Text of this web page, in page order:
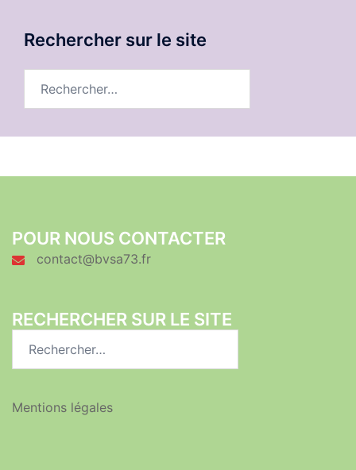
Rechercher sur le site
POUR NOUS CONTACTER
contact@bvsa73.fr
RECHERCHER SUR LE SITE
Mentions légales